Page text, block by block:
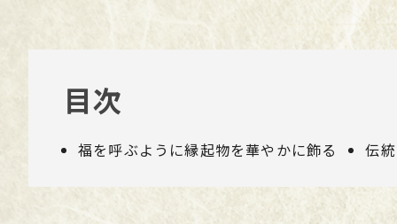
目次
福を呼ぶように縁起物を華やかに飾る 伝